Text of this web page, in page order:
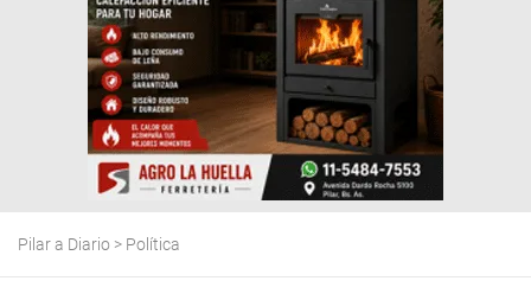
Pilar a Diario > Política